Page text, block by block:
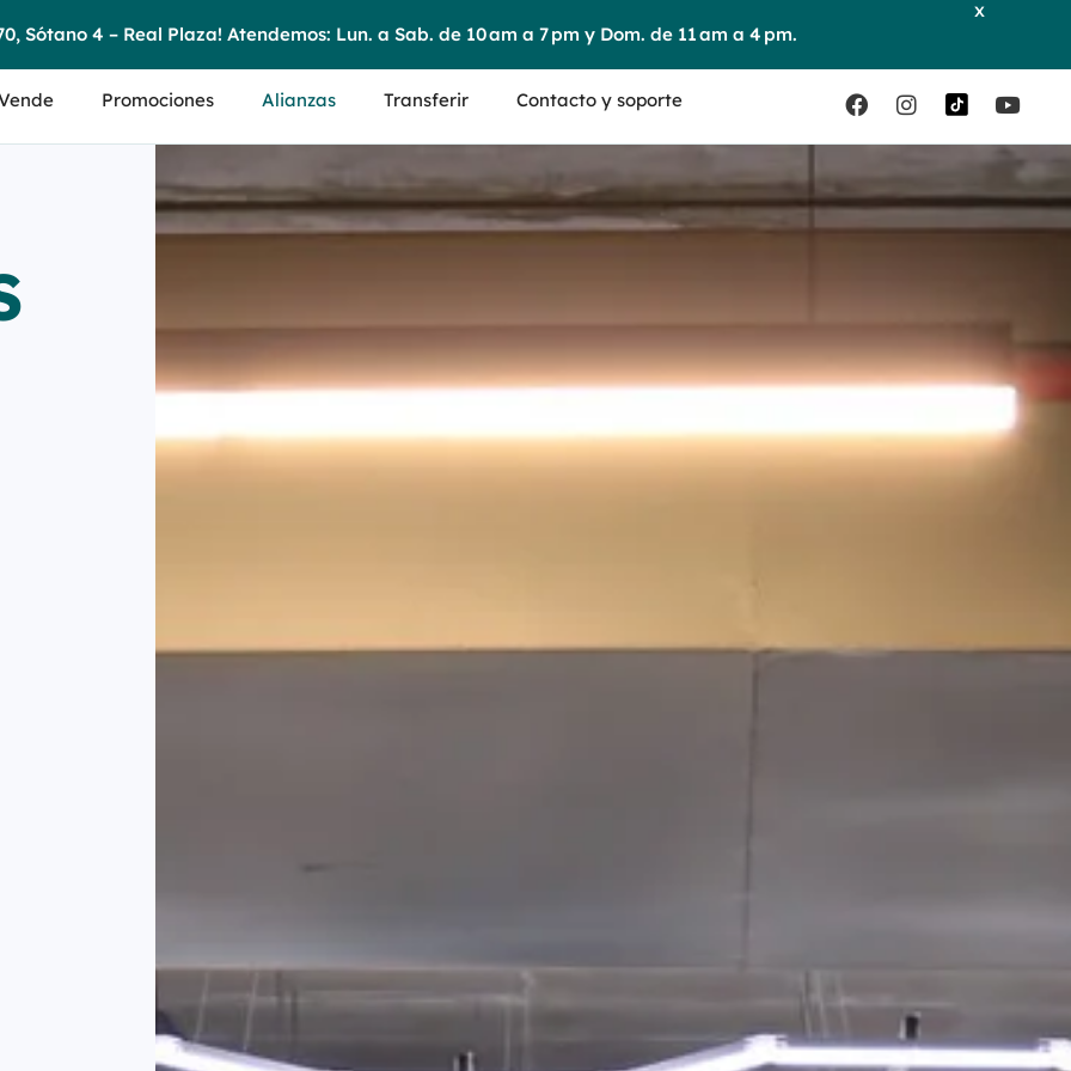
Real Plaza! Atendemos: Lun. a Sab. de 10 am a 7 pm y Dom. de 11 am a 4 pm.
x
Promociones Alianzas Transferir Contacto y soporte